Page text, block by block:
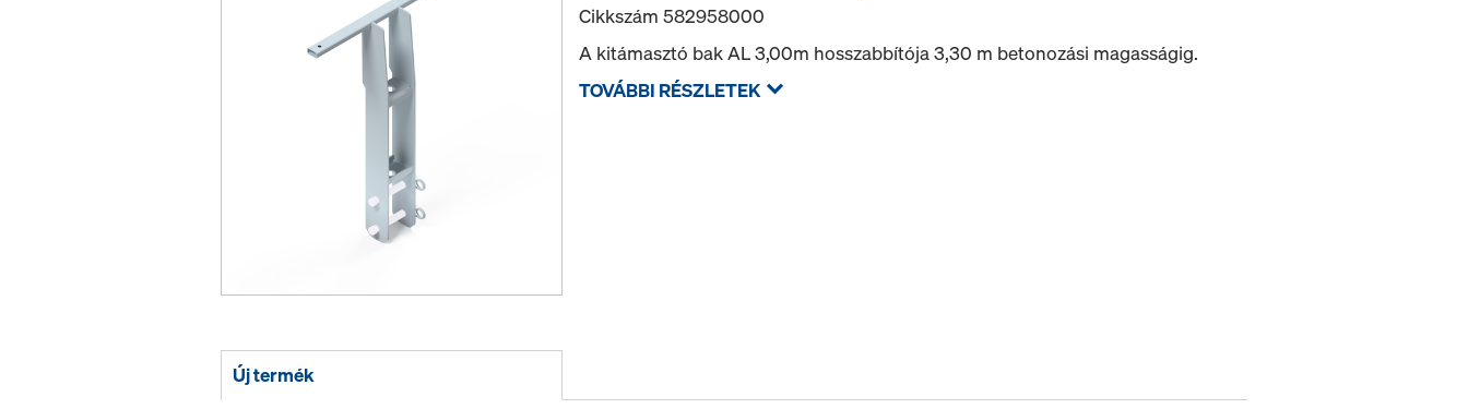
Cikkszám582958000
A kitámasztó bak AL 3,00m hosszabbítója 3,30 m betonozási magasságig.
TOVÁBBI RÉSZLETEK
Új termék